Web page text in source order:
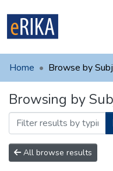
UAFM
For authors
Help
Contact
Home Browse by
Browsing by
All browse results